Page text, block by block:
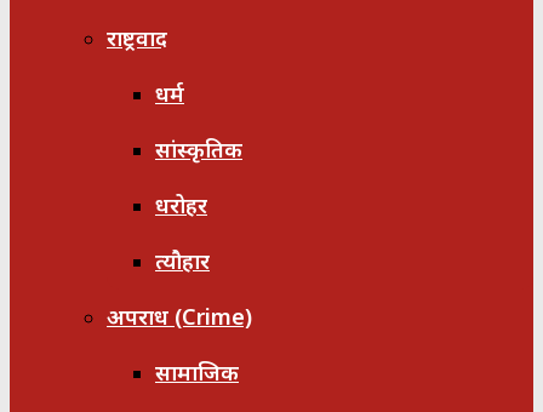
राष्ट्रवाद
धर्म
सांस्कृतिक
धरोहर
त्यौहार
अपराध (Crime)
सामाजिक